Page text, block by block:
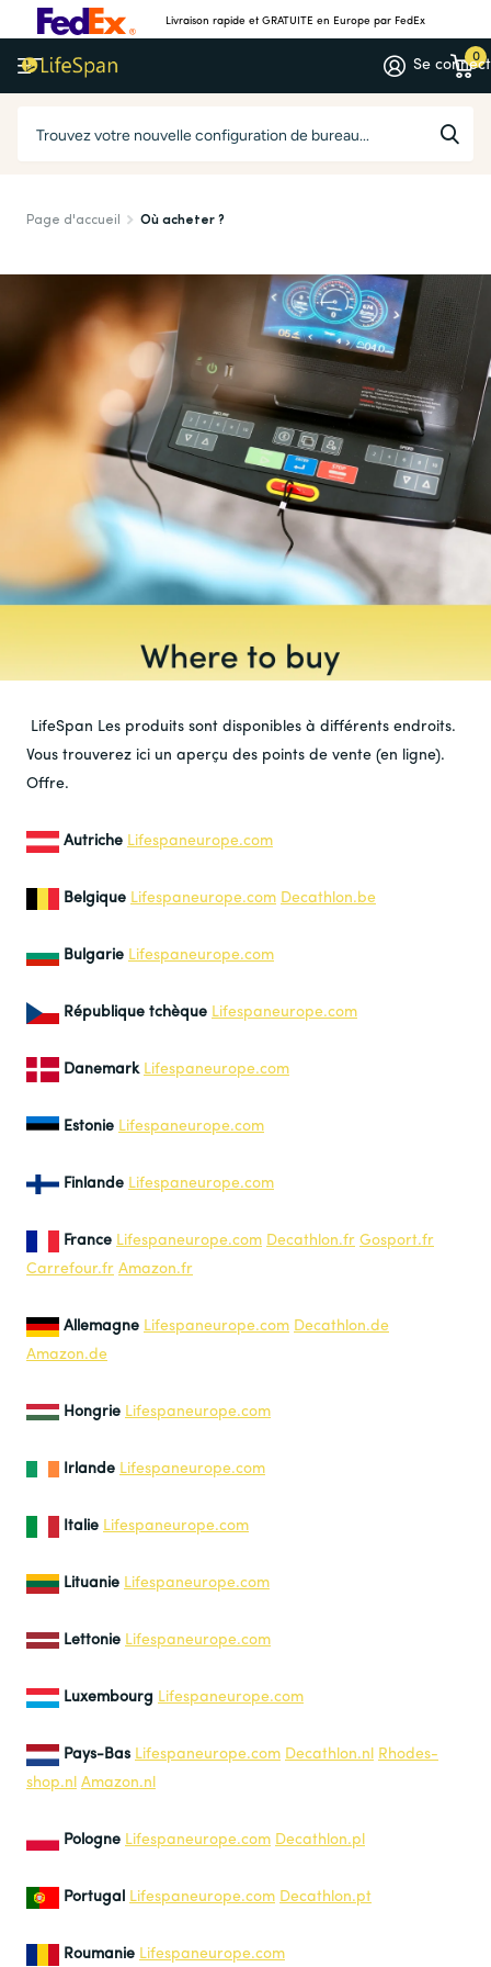
Livraison rapide et GRATUITE en Europepar FedEx
Se 0
Page d'accueil Où acheter ?
LifeSpan Les produits sont disponibles à différents endroits.
Vous trouverez ici un aperçu des points de vente (en ligne).
Offre.
Autriche Lifespaneurope.com
Belgique Lifespaneurope.com Decathlon.be
Bulgarie Lifespaneurope.com
République tchèque Lifespaneurope.com
Danemark Lifespaneurope.com
Estonie Lifespaneurope.com
Finlande Lifespaneurope.com
France Lifespaneurope.com Decathlon.fr Gosport.fr
Carrefour.fr Amazon.fr
Allemagne Lifespaneurope.com Decathlon.de
Amazon.de
Hongrie Lifespaneurope.com
Irlande Lifespaneurope.com
Italie Lifespaneurope.com
Lituanie Lifespaneurope.com
Lettonie Lifespaneurope.com
Luxembourg Lifespaneurope.com
Pays-Bas Lifespaneurope.com Decathlon.nl Rhodes-
shop.nl Amazon.nl
Pologne Lifespaneurope.com Decathlon.pl
Portugal Lifespaneurope.com Decathlon.pt
Roumanie Lifespaneurope.com